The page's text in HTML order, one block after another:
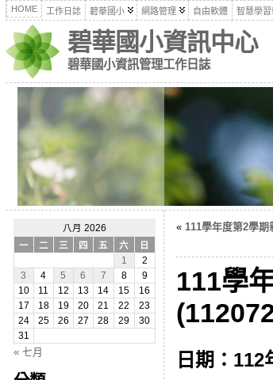
HOME 工作日誌 碧華國小 網路管理 自由軟體 智慧學
碧華國小資訊中心
碧華國小資訊管理工作日誌
八月 2026
一
二 三 四 五 六
日
1
2
3
4 5 6 7 8
9
10
11 12 13 14 15
16
17
18 19 20 21 22
23
24
25 26 27 28 29
30
31
« 七月
« 111學年度第2學期
111學
日期：112